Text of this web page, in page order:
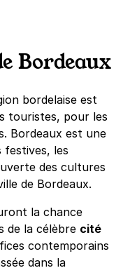
Bordeaux
bordelaise est
touristes, pour les
Bordeaux est une
festives, les
des cultures
de Bordeaux.
la chance
de la célèbre cité
contemporains
dans la